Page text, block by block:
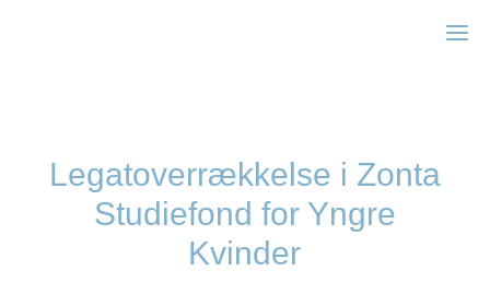
Legatoverrækkelse i Zonta
Studiefond for Yngre
Kvinder